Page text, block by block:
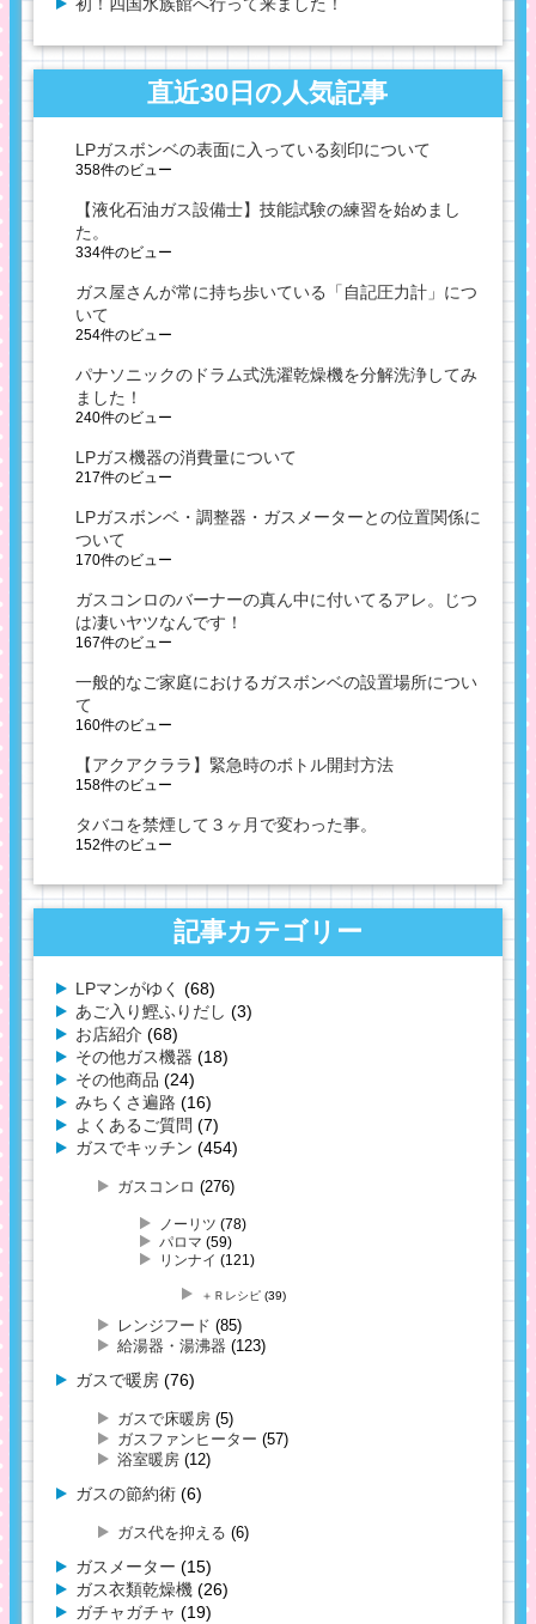
直近30日の人気記事
LPガスボンベの表面に入っている刻印について
358件のビュー
【液化石油ガス設備士】技能試験の練習を始めまし
た。
334件のビュー
ガス屋さんが常に持ち歩いている「自記圧力計」につ
いて
254件のビュー
パナソニックのドラム式洗濯乾燥機を分解洗浄してみ
ました！
240件のビュー
LPガス機器の消費量について
217件のビュー
LPガスボンベ・調整器・ガスメーターとの位置関係に
ついて
170件のビュー
ガスコンロのバーナーの真ん中に付いてるアレ。じつ
は凄いヤツなんです！
167件のビュー
一般的なご家庭におけるガスボンベの設置場所につい
て
160件のビュー
【アクアクララ】緊急時のボトル開封方法
158件のビュー
タバコを禁煙して３ヶ月で変わった事。
152件のビュー
記事カテゴリー
LPマンがゆく (68)
あご入り鰹ふりだし (3)
お店紹介 (68)
その他ガス機器 (18)
その他商品 (24)
みちくさ遍路 (16)
よくあるご質問 (7)
ガスでキッチン (454)
ガスコンロ (276)
ノーリツ (78)
パロマ (59)
リンナイ (121)
＋Ｒレシピ (39)
レンジフード (85)
給湯器・湯沸器 (123)
ガスで暖房 (76)
ガスで床暖房 (5)
ガスファンヒーター (57)
浴室暖房 (12)
ガスの節約術 (6)
ガス代を抑える (6)
ガスメーター (15)
ガス衣類乾燥機 (26)
ガチャガチャ (19)